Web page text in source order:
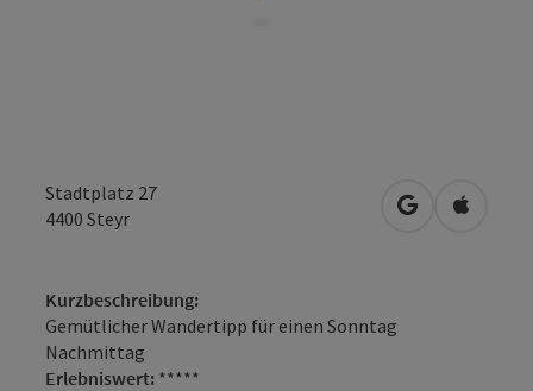
Stadtplatz 27
4400 Steyr in Google
in
Kurzbeschreibung:
Gemütlicher Wandertipp für einen Sonntag
Nachmittag
Erlebniswert: *****